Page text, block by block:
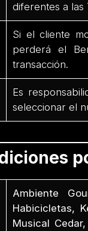
diferentes a las
Si el cliente
perderá el
transacción.
Es
seleccionar el
Ambiente
Habicicletas,
Musical